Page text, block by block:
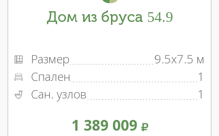
Дом из бруса 54.9
Размер
9.5x7.5 м
Спален
1
Сан. узлов
1
1 389 009